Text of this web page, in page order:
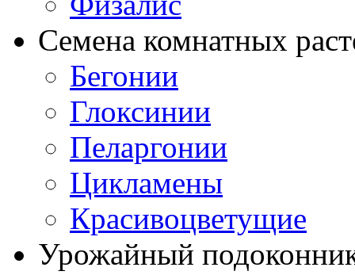
Семена комнатных
Бегонии
Глоксинии
Пеларгонии
Цикламены
Красивоцветущие
Урожайный